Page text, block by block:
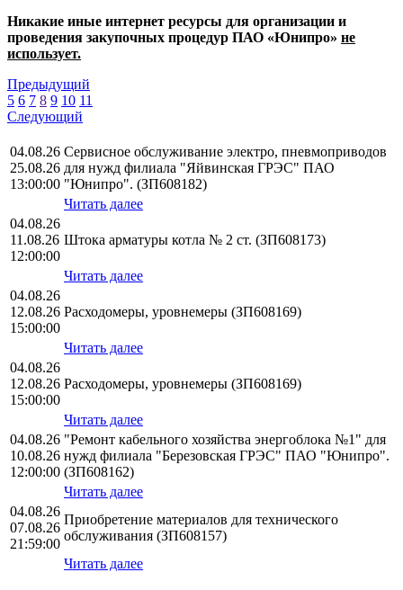
Никакие иные интернет ресурсы для организации и
проведения закупочных процедур ПАО «Юнипро» не
использует.
Предыдущий
5 6 7 8 9 10 11
Следующий
04.08.26
25.08.26
13:00:00
Сервисное обслуживание электро, пневмоприводов
для нужд филиала "Яйвинская ГРЭС" ПАО
"Юнипро". (ЗП608182)
Читать далее
04.08.26
11.08.26
12:00:00
Штока арматуры котла № 2 ст. (ЗП608173)
Читать далее
04.08.26
12.08.26
15:00:00
Расходомеры, уровнемеры (ЗП608169)
Читать далее
04.08.26
12.08.26
15:00:00
Расходомеры, уровнемеры (ЗП608169)
Читать далее
04.08.26
10.08.26
12:00:00
"Ремонт кабельного хозяйства энергоблока №1" для
нужд филиала "Березовская ГРЭС" ПАО "Юнипро".
(ЗП608162)
Читать далее
04.08.26
07.08.26
21:59:00
Приобретение материалов для технического
обслуживания (ЗП608157)
Читать далее